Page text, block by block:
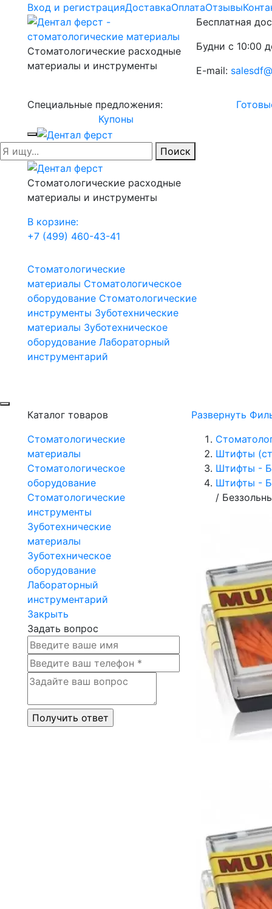
Вход и регистрацияДоставкаОплатаОтзывы
Стоматологические расходные
материалы и инструменты
Бесплатная
Будни с 10:00
E-mail:
Специальные предложения:
Купоны
Поиск
Стоматологические расходные
материалы и инструменты
В корзине:
+7 (499) 460-43-41
Стоматологические
материалы Стоматологическое
оборудование Стоматологические
инструменты Зуботехнические
материалы Зуботехническое
оборудование Лабораторный
инструментарий
Каталог товаров
Стоматологические
материалы
Стоматологическое
оборудование
Стоматологические
инструменты
Зуботехнические
материалы
Зуботехническое
оборудование
Лабораторный
инструментарий
Закрыть
Задать вопрос
Развернуть
Штифты
Штифты -
Штифты -
/